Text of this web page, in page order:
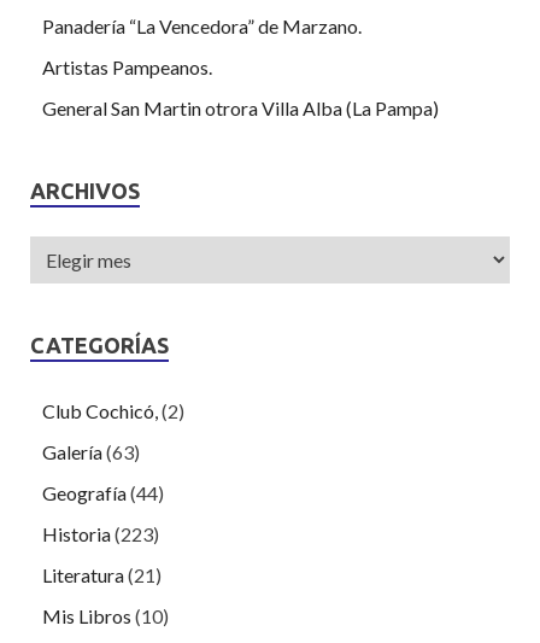
Panadería “La Vencedora” de Marzano.
Artistas Pampeanos.
General San Martin otrora Villa Alba (La Pampa)
ARCHIVOS
CATEGORÍAS
Club Cochicó,(2)
Galería(63)
Geografía(44)
Historia(223)
Literatura(21)
Mis Libros (10)